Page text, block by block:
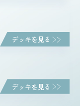
デッキを見る
デッキを見る